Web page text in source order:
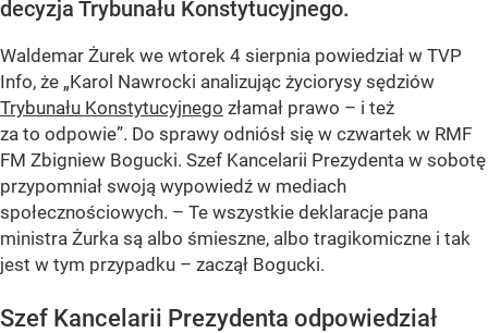
decyzja Trybunału Konstytucyjnego.
Waldemar Żurek we wtorek 4 sierpnia powiedział w TVP
Info, że „Karol Nawrocki analizując życiorysy sędziów
Trybunału Konstytucyjnego złamał prawo – i też
za to odpowie”. Do sprawy odniósł się w czwartek w RMF
FM Zbigniew Bogucki. Szef Kancelarii Prezydenta w sobotę
przypomniał swoją wypowiedź w mediach
społecznościowych. – Te wszystkie deklaracje pana
ministra Żurka są albo śmieszne, albo tragikomiczne i tak
jest w tym przypadku – zaczął Bogucki.
Szef Kancelarii Prezydenta odpowiedział